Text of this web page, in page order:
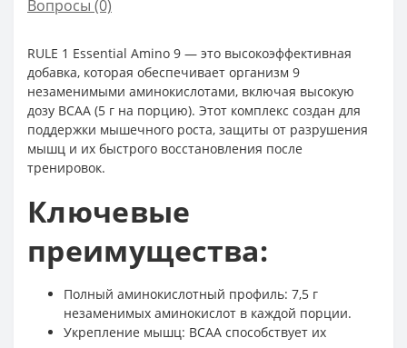
Вопросы (0)
RULE 1 Essential Amino 9 — это высокоэффективная
добавка, которая обеспечивает организм 9
незаменимыми аминокислотами, включая высокую
дозу BCAA (5 г на порцию). Этот комплекс создан для
поддержки мышечного роста, защиты от разрушения
мышц и их быстрого восстановления после
тренировок.
Ключевые
преимущества:
Полный аминокислотный профиль: 7,5 г
незаменимых аминокислот в каждой порции.
Укрепление мышц: BCAA способствует их